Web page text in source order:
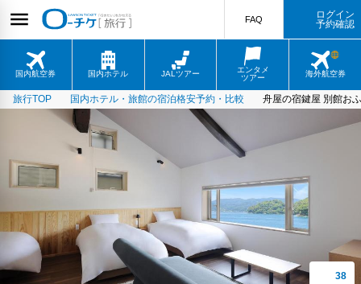
国内航空券 国内ホテル JALツアー
エンタメ
ツアー
海外航空券
FAQ
ログイン
予約確認
旅行TOP 国内ホテル・旅館の宿泊格安予約・比較 舟屋の宿鍵屋 別館お